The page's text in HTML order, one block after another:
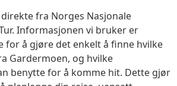
fra Norges Nasjonale
Informasjonen vi bruker er
for å gjøre det enkelt å finne hvilke
Gardermoen, og hvilke
benytte for å komme hit. Dette gjør